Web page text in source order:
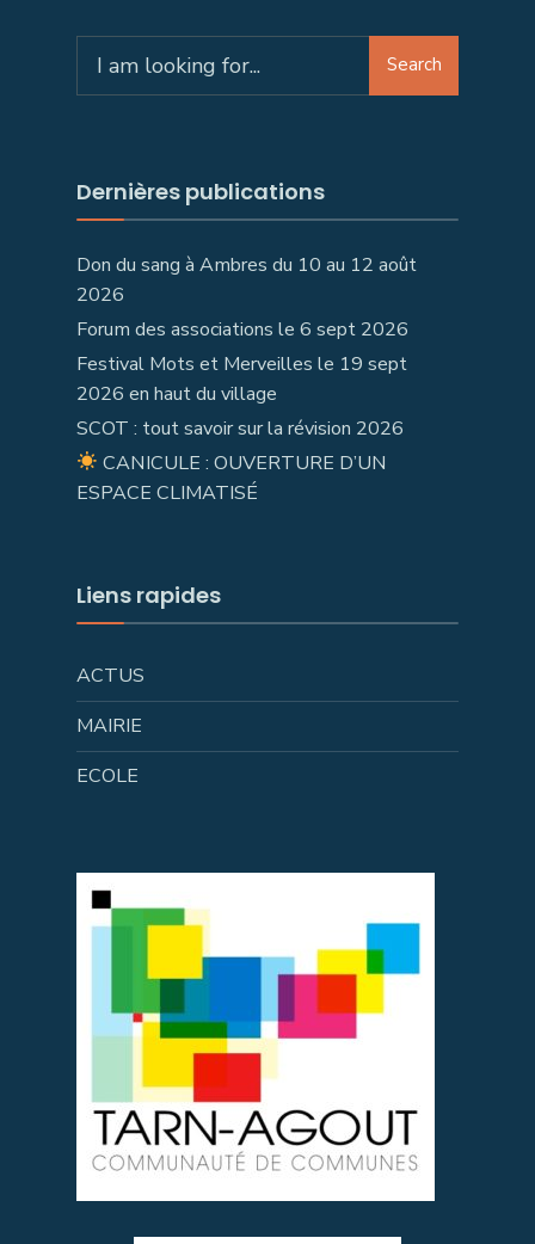
for:
Search
Dernières publications
Don du sang à Ambres du 10 au 12 août
2026
Forum des associations le 6 sept 2026
Festival Mots et Merveilles le 19 sept
2026 en haut du village
SCOT : tout savoir sur la révision 2026
CANICULE : OUVERTURE D’UN
ESPACE CLIMATISÉ
Liens rapides
ACTUS
MAIRIE
ECOLE